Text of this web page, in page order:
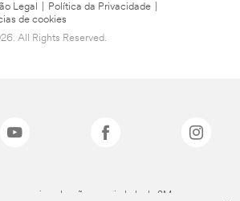
Legal Política da Privacidade
de cookies
All Rights Reserved.
mencionadas são propriedade da 3M.